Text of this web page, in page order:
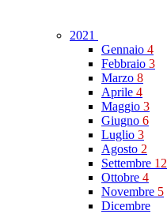
2021
Gennaio 4
Febbraio 3
Marzo 8
Aprile 4
Maggio 3
Giugno 6
Luglio 3
Agosto 2
Settembre 12
Ottobre 4
Novembre 5
Dicembre